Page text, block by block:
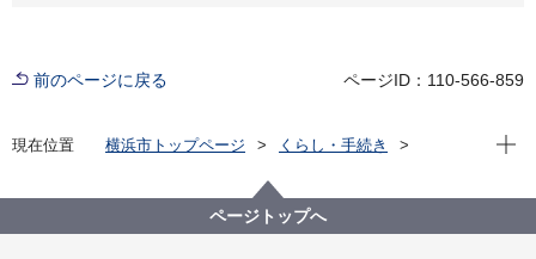
前のページに戻る ページID：110-566-859
現在位置 横浜市トップページ
くらし・手続き
土地区画整理事業
横浜市施行土地区画整理事業に係る縦覧等のお知らせ
現在
ページトップへ